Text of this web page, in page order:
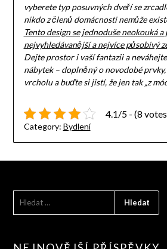
vyberete typ posuvných dveří se
nikdo z členů domácnosti nemůže
Tento design se jednoduše neokouká
nejvyhledávanější a nejvíce působivý
Dejte prostor i vaší fantazii a
nábytek – doplněný o novodobé
vrcholu a buďte si jistí, že jen tak „z
4.1/5 - (8
Category: Bydlení